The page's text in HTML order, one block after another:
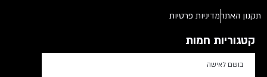
תקנון האתרמדיניות פרטיות
קטגוריות חמות
בושם לאישה